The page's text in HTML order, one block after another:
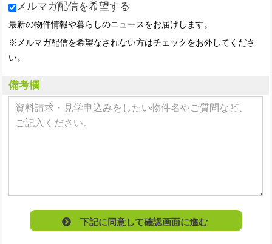
メルマガ配信を希望する
最新の物件情報や暮らしのニュースをお届けします。
※メルマガ配信を希望なされない方はチェックをお外してくださ
い。
備考欄
下記に同意して確認画面に進む